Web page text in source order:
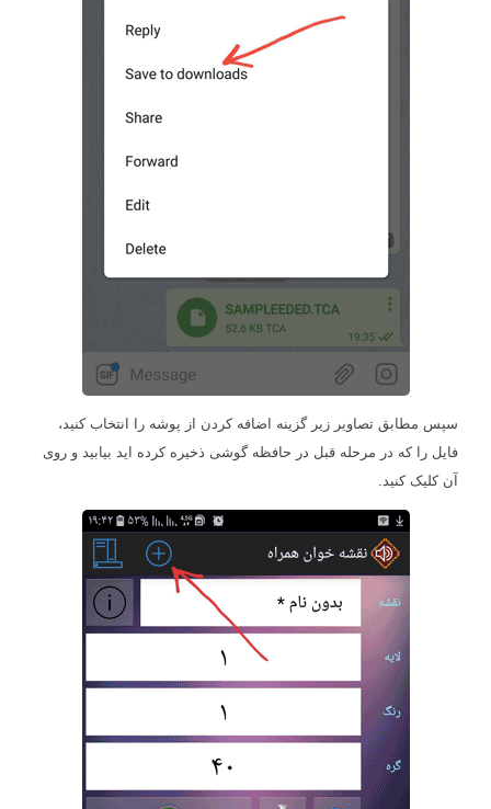
سپس مطابق تصاویر زیر گزینه اضافه کردن از پوشه را انتخاب کنید،
فایل را که در مرحله قبل در حافظه گوشی ذخیره کرده اید بیابید و روی
آن کلیک کنید.